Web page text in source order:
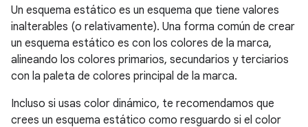
Un esquema estático es un esquema que tiene valores
inalterables (o relativamente). Una forma común de crear
un esquema estático es con los colores de la marca,
alineando los colores primarios, secundarios y terciarios
con la paleta de colores principal de la marca.
Incluso si usas color dinámico, te recomendamos que
crees un esquema estático como resguardo si el color